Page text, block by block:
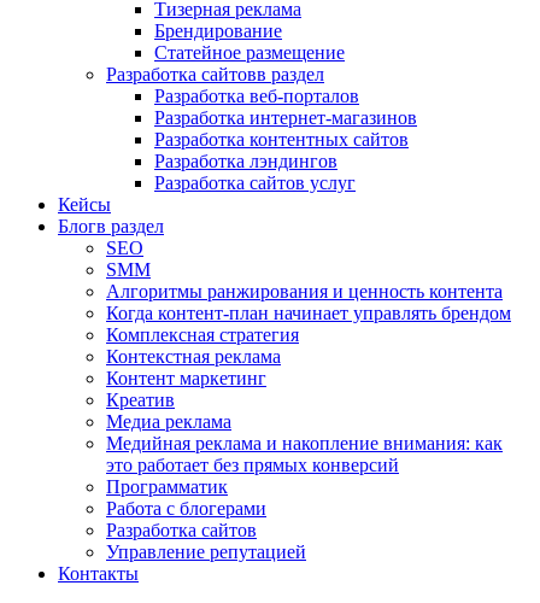
Тизерная реклама
Брендирование
Статейное размещение
Разработка сайтовв раздел
Разработка веб-порталов
Разработка интернет-магазинов
Разработка контентных сайтов
Разработка лэндингов
Разработка сайтов услуг
Кейсы
Блогв раздел
SEO
SMM
Алгоритмы ранжирования и ценность контента
Когда контент-план начинает управлять брендом
Комплексная стратегия
Контекстная реклама
Контент маркетинг
Креатив
Медиа реклама
Медийная реклама и накопление внимания: как
это работает без прямых конверсий
Программатик
Работа с блогерами
Разработка сайтов
Управление репутацией
Контакты